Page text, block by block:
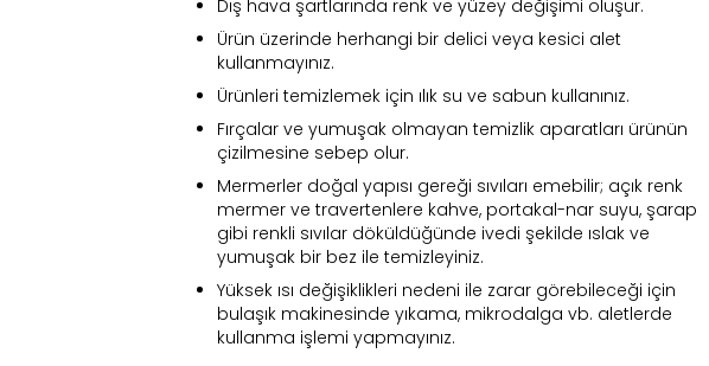
Find in Store
Dış hava şartlarında renk ve yüzey değişimi oluşur.
Ürün üzerinde herhangi bir delici veya kesici alet
kullanmayınız.
Ürünleri temizlemek için ılık su ve sabun kullanınız.
Fırçalar ve yumuşak olmayan temizlik aparatları ürünün
çizilmesine sebep olur.
Mermerler doğal yapısı gereği sıvıları emebilir; açık renk
mermer ve travertenlere kahve, portakal-nar suyu, şarap
gibi renkli sıvılar döküldüğünde ivedi şekilde ıslak ve
yumuşak bir bez ile temizleyiniz.
Yüksek ısı değişiklikleri nedeni ile zarar görebileceği için
bulaşık makinesinde yıkama, mikrodalga vb. aletlerde
kullanma işlemi yapmayınız.